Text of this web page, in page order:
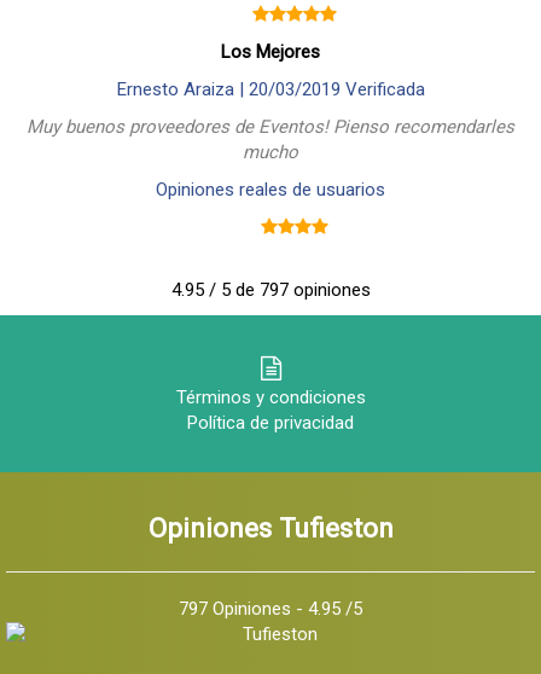
Los Mejores
Ernesto Araiza | 20/03/2019 Verificada
Muy buenos proveedores de Eventos! Pienso recomendarles
mucho
Opiniones reales de usuarios
4.95 / 5 de 797 opiniones
Términos y condiciones
Política de privacidad
Opiniones Tufieston
797 Opiniones - 4.95 /5